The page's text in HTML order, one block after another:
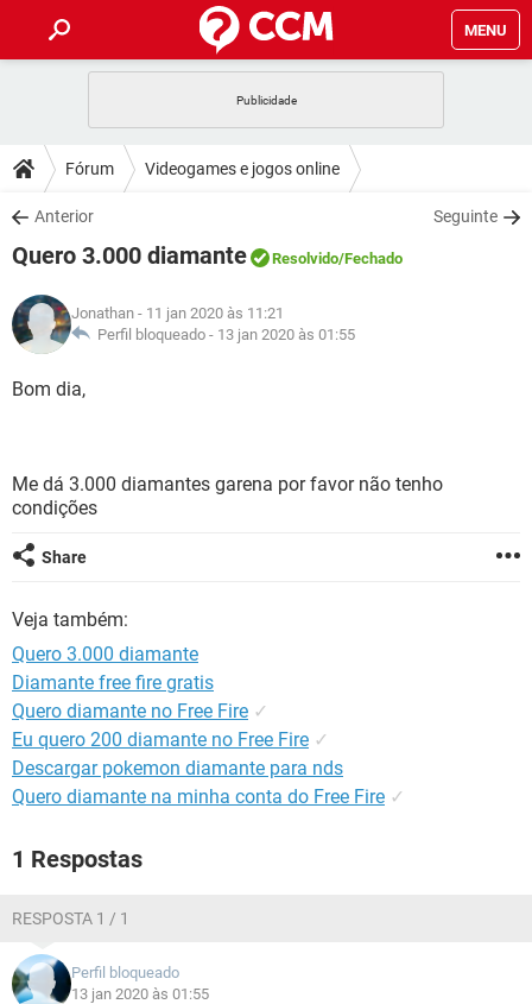
MENU
CELULAR FACEBOOK
OUTLOOK
INSTAGRAM GMAIL
GUIA DE COMPRAS
DICAS
JOGOS WHATSAPP
INSTAGRAM
GUIA DE COMPRAS
DOWNLOADS
JOGOS WHATSAPP
CELULAR
OUTLOOK EXCEL
INSTAGRAM
FÓRUM
JOGOS
CELULAR
OUTLOOK
GUIA DE COMPRAS
GLOSSÁRIO
JOGOS
INSTAGRAM
GUIA DE COMPRAS
Fórum Videogames e jogos online
Anterior Seguinte
Quero 3.000 diamante Resolvido/Fechado
Jonathan - 11 jan 2020 às 11:21
Perfil bloqueado - 13 jan 2020 às 01:55
Bom dia,
Me dá 3.000 diamantes garena por favor não tenho
condições
Share
Veja também:
Quero 3.000 diamante
Diamante free fire gratis
Quero diamante no Free Fire ✓
Eu quero 200 diamante no Free Fire ✓
Descargar pokemon diamante para nds
Quero diamante na minha conta do Free Fire ✓
1 Respostas
RESPOSTA 1 / 1
Perfil bloqueado
13 jan 2020 às 01:55